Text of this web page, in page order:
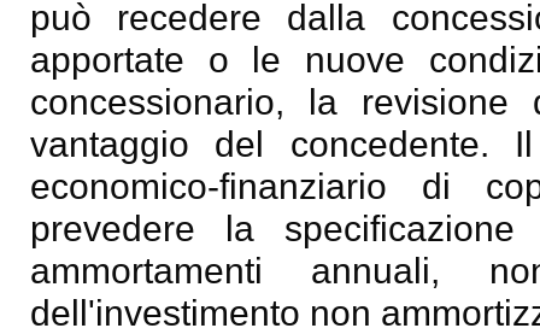
può recedere dalla
apportate o le nuove
concessionario, la
vantaggio del concedente.
economico-finanziario di
prevedere la
ammortamenti annuali,
dell'investimento non